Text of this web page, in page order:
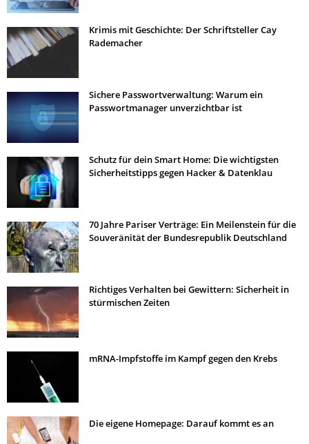
Krimis mit Geschichte: Der Schriftsteller Cay
Rademacher
Sichere Passwortverwaltung: Warum ein
Passwortmanager unverzichtbar ist
Schutz für dein Smart Home: Die wichtigsten
Sicherheitstipps gegen Hacker & Datenklau
70 Jahre Pariser Verträge: Ein Meilenstein für die
Souveränität der Bundesrepublik Deutschland
Richtiges Verhalten bei Gewittern: Sicherheit in
stürmischen Zeiten
mRNA-Impfstoffe im Kampf gegen den Krebs
Die eigene Homepage: Darauf kommt es an